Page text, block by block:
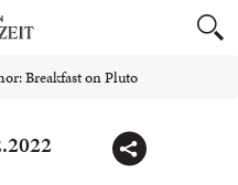
Breakfast on Pluto